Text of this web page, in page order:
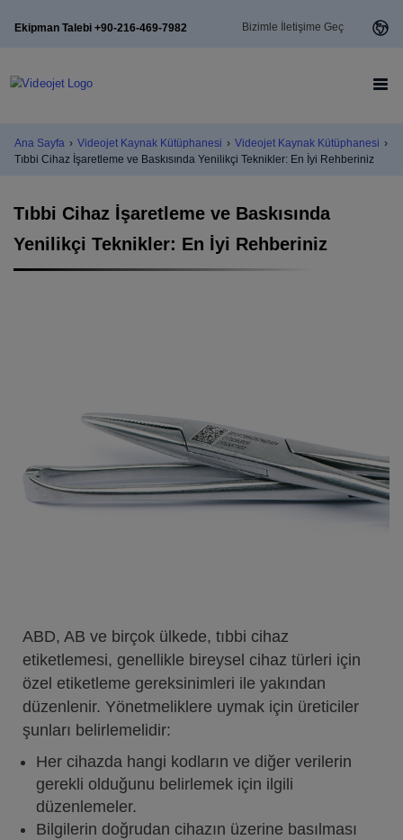
Ekipman Talebi +90-216-469-7982 Bizimle İletişime Geç
Ana Sayfa › Videojet Kaynak Kütüphanesi › Videojet Kaynak Kütüphanesi ›
Tıbbi Cihaz İşaretleme ve Baskısında Yenilikçi Teknikler: En İyi Rehberiniz
Tıbbi Cihaz İşaretleme ve Baskısında
Yenilikçi Teknikler: En İyi Rehberiniz
ABD, AB ve birçok ülkede, tıbbi cihaz
etiketlemesi, genellikle bireysel cihaz türleri için
özel etiketleme gereksinimleri ile yakından
düzenlenir. Yönetmeliklere uymak için üreticiler
şunları belirlemelidir:
Her cihazda hangi kodların ve diğer verilerin
gerekli olduğunu belirlemek için ilgili
düzenlemeler.
Bilgilerin doğrudan cihazın üzerine basılması